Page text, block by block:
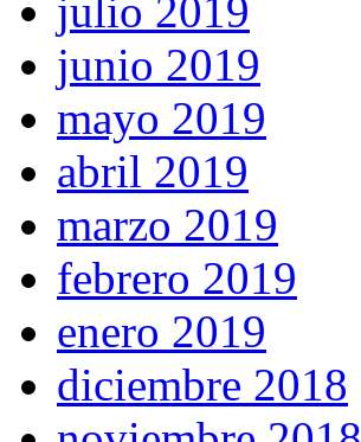
julio 2019
junio 2019
mayo 2019
abril 2019
marzo 2019
febrero 2019
enero 2019
diciembre 2018